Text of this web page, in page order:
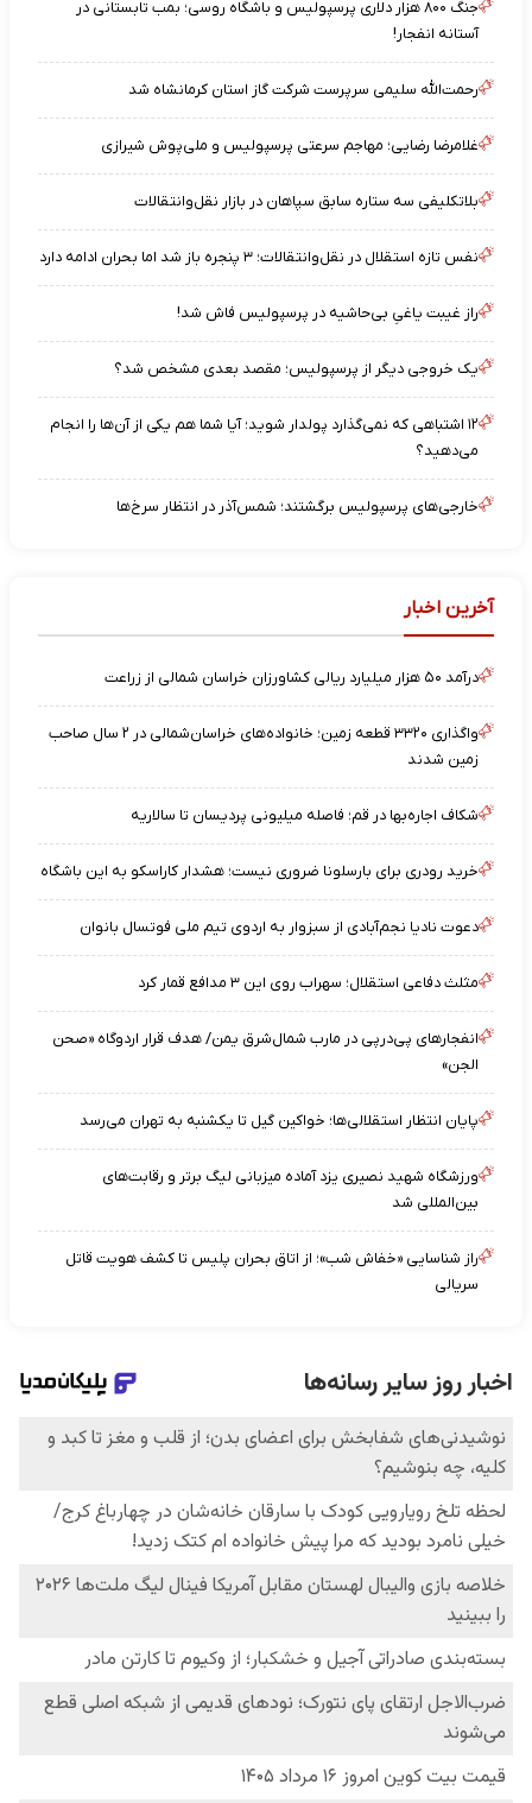
جنگ ۸۰۰ هزار دلاری پرسپولیس و باشگاه روسی؛ بمب تابستانی در
آستانه انفجار!
رحمت‌الله سلیمی سرپرست شرکت گاز استان کرمانشاه شد
غلامرضا رضایی؛ مهاجم سرعتی پرسپولیس و ملی‌پوش شیرازی
بلاتکلیفی سه ستاره سابق سپاهان در بازار نقل‌وانتقالات
نفس تازه استقلال در نقل‌وانتقالات؛ ۳ پنجره باز شد اما بحران ادامه دارد
راز غیبت یاغیِ بی‌حاشیه در پرسپولیس فاش شد!
یک خروجی دیگر از پرسپولیس؛ مقصد بعدی مشخص شد؟
۱۲ اشتباهی که نمی‌گذارد پولدار شوید؛ آیا شما هم یکی از آن‌ها را انجام
می‌دهید؟
خارجی‌های پرسپولیس برگشتند؛ شمس‌آذر در انتظار سرخ‌ها
آخرین اخبار
درآمد ۵۰ هزار میلیارد ریالی کشاورزان خراسان شمالی از زراعت
واگذاری ۳۳۲۰ قطعه زمین؛ خانواده‌های خراسان‌شمالی در ۲ سال صاحب
زمین شدند
شکاف اجاره‌بها در قم؛ فاصله میلیونی پردیسان تا سالاریه
خرید رودری برای بارسلونا ضرور‌ی نیست؛ هشدار کاراسکو به این باشگاه
دعوت نادیا نجم‌آبادی از سبزوار به اردوی تیم ملی فوتسال بانوان
مثلث دفاعی استقلال؛ سهراب روی این ۳ مدافع قمار کرد
انفجارهای پی‌درپی در مارب شمال‌شرق یمن/ هدف قرار اردوگاه «صحن
الجن»
پایان انتظار استقلالی‌ها؛ خواکین گیل تا یکشنبه به تهران می‌رسد
ورزشگاه شهید نصیری یزد آماده میزبانی لیگ برتر و رقابت‌های
بین‌المللی شد
راز شناسایی «خفاش شب»؛ از اتاق بحران پلیس تا کشف هویت قاتل
سریالی